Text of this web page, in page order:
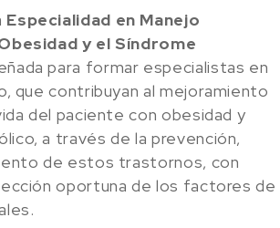
Especialidad en Manejo
y el Síndrome
para formar especialistas en
que contribuyan al mejoramiento
del paciente con obesidad y
a través de la prevención,
de estos trastornos, con
oportuna de los factores de